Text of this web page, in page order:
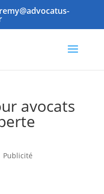
avocats
Publicité